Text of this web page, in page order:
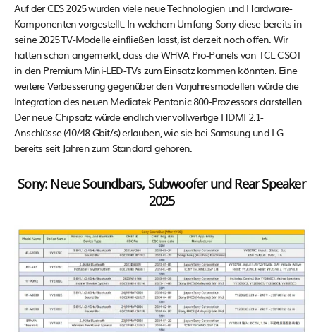
Auf der CES 2025 wurden viele neue Technologien und Hardware-
Komponenten vorgestellt. In welchem Umfang Sony diese bereits in
seine 2025 TV-Modelle einfließen lässt, ist derzeit noch offen. Wir
hatten schon angemerkt, dass die WHVA Pro-Panels von TCL CSOT
in den Premium Mini-LED-TVs zum Einsatz kommen könnten. Eine
weitere Verbesserung gegenüber den Vorjahresmodellen würde die
Integration des neuen Mediatek Pentonic 800-Prozessors darstellen.
Der neue Chipsatz würde endlich vier vollwertige HDMI 2.1-
Anschlüsse (40/48 Gbit/s) erlauben, wie sie bei Samsung und LG
bereits seit Jahren zum Standard gehören.
Sony: Neue Soundbars, Subwoofer und Rear Speaker
2025